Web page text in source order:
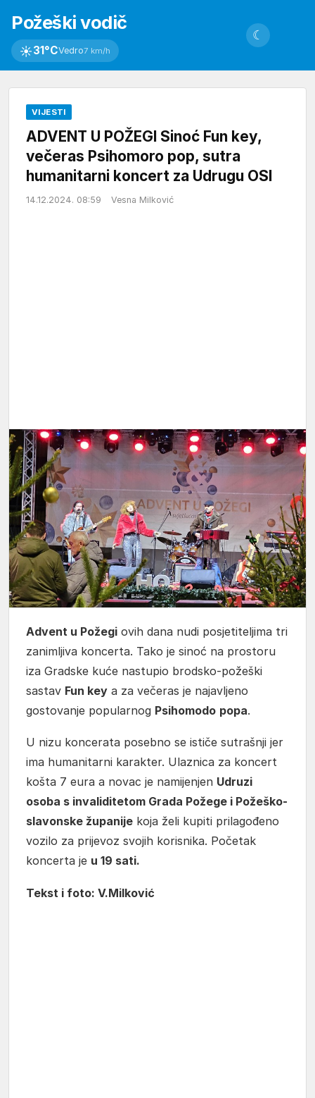
Požeški vodič
☀31°CVedro7 km/h
☾
VIJESTI
ADVENT U POŽEGI Sinoć Fun key,
večeras Psihomoro pop, sutra
humanitarni koncert za Udrugu OSI
14.12.2024. 08:59 Vesna Milković
Advent u Požegi ovih dana nudi posjetiteljima tri
zanimljiva koncerta. Tako je sinoć na prostoru
iza Gradske kuće nastupio brodsko-požeški
sastav Fun key a za večeras je najavljeno
gostovanje popularnog Psihomodo popa.
U nizu koncerata posebno se ističe sutrašnji jer
ima humanitarni karakter. Ulaznica za koncert
košta 7 eura a novac je namijenjen Udruzi
osoba s invaliditetom Grada Požege i Požeško-
slavonske županije koja želi kupiti prilagođeno
vozilo za prijevoz svojih korisnika. Početak
koncerta je u 19 sati.
Tekst i foto: V.Milković